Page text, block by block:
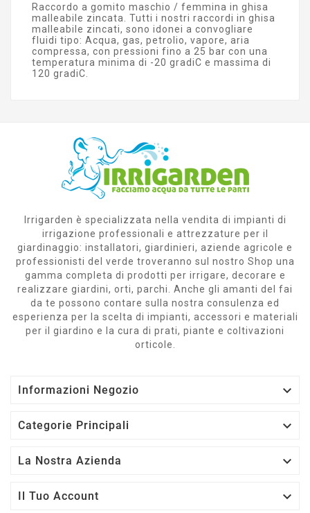
Raccordo a gomito maschio / femmina in ghisa
malleabile zincata. Tutti i nostri raccordi in ghisa
malleabile zincati, sono idonei a convogliare
fluidi tipo: Acqua, gas, petrolio, vapore, aria
compressa, con pressioni fino a 25 bar con una
temperatura minima di -20 gradiC e massima di
120 gradiC.
Irrigarden è specializzata nella vendita di impianti di
irrigazione professionali e attrezzature per il
giardinaggio: installatori, giardinieri, aziende agricole e
professionisti del verde troveranno sul nostro Shop una
gamma completa di prodotti per irrigare, decorare e
realizzare giardini, orti, parchi. Anche gli amanti del fai
da te possono contare sulla nostra consulenza ed
esperienza per la scelta di impianti, accessori e materiali
per il giardino e la cura di prati, piante e coltivazioni
orticole.
Informazioni Negozio 
Categorie Principali 
La Nostra Azienda 
Il Tuo Account 